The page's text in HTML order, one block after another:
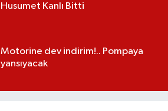
Husumet Kanlı Bitti
Motorine dev indirim!.. Pompaya
yansıyacak